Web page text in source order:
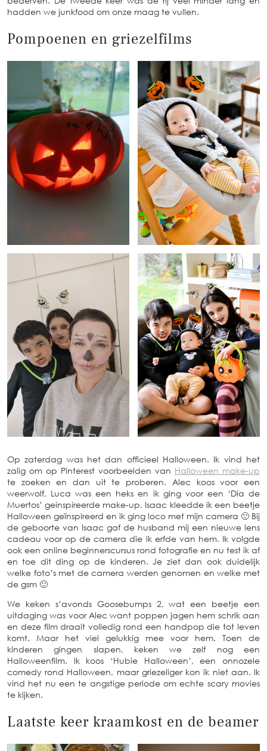
hadden we junkfood om onze maag te vullen.
Pompoenen en griezelfilms
Op zaterdag was het dan officieel Halloween. Ik vind het
zalig om op Pinterest voorbeelden van Halloween make-up
te zoeken en dan uit te proberen. Alec koos voor een
weerwolf, Luca was een heks en ik ging voor een ‘Día de
Muertos’ geinspireerde make-up. Isaac kleedde ik een beetje
Halloween geïnspireerd en ik ging loco met mijn camera 🙂 Bij
de geboorte van Isaac gaf de husband mij een nieuwe lens
cadeau voor op de camera die ik erfde van hem. Ik volgde
ook een online beginnerscursus rond fotografie en nu test ik af
en toe dit ding op de kinderen. Je ziet dan ook duidelijk
welke foto’s met de camera werden genomen en welke met
de gsm 🙂
We keken s’avonds Goosebumps 2, wat een beetje een
uitdaging was voor Alec want poppen jagen hem schrik aan
en deze film draait volledig rond een handpop die tot leven
komt. Maar het viel gelukkig mee voor hem. Toen de
kinderen gingen slapen, keken we zelf nog een
Halloweenfilm. Ik koos ‘Hubie Halloween’, een onnozele
comedy rond Halloween, maar griezeliger kon ik niet aan. Ik
vind het nu een te angstige periode om echte scary movies
te kijken.
Laatste keer kraamkost en de beamer